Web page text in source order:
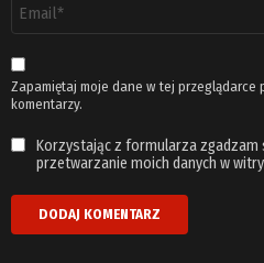
email
*
Zapamiętaj moje dane w tej przeglądarce
komentarzy.
Korzystając z formularza zgadzam
przetwarzanie moich danych w